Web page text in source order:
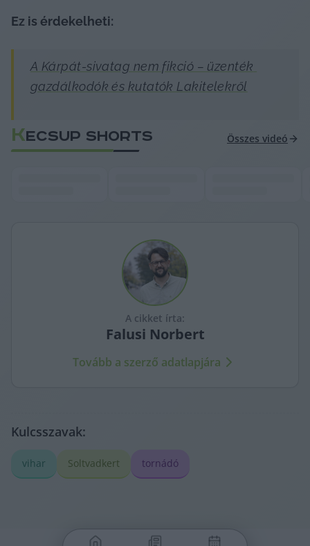
Ez is érdekelheti:
A Kárpát-sivatag nem fikció – üzenték
gazdálkodók és kutatók Lakitelekről
KECSUP SHORTS Összes videó
A cikket írta:
Falusi Norbert
Tovább a szerző adatlapjára
Kulcsszavak:
vihar Soltvadkert tornádó